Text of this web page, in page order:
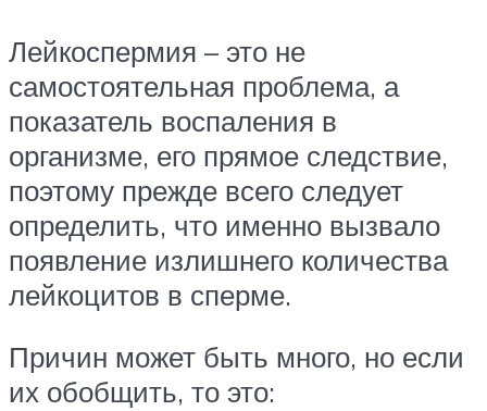
Лейкоспермия – это не
самостоятельная проблема, а
показатель воспаления в
организме, его прямое следствие,
поэтому прежде всего следует
определить, что именно вызвало
появление излишнего количества
лейкоцитов в сперме.
Причин может быть много, но если
их обобщить, то это: